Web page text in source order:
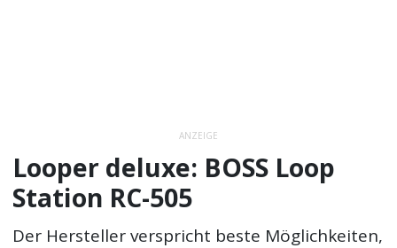
ANZEIGE
Looper deluxe: BOSS Loop
Station RC-505
Der Hersteller verspricht beste Möglichkeiten,